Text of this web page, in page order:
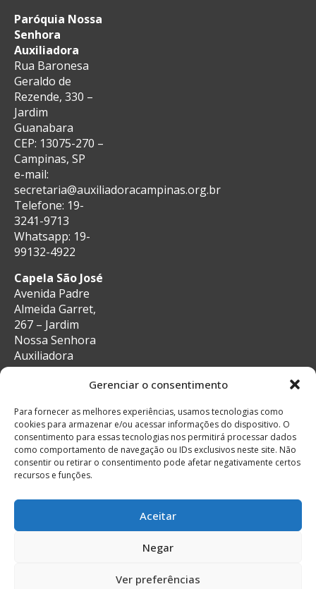
Gerenciar o consentimento
Para fornecer as melhores experiências, usamos tecnologias como
cookies para armazenar e/ou acessar informações do dispositivo. O
consentimento para essas tecnologias nos permitirá processar dados
como comportamento de navegação ou IDs exclusivos neste site. Não
consentir ou retirar o consentimento pode afetar negativamente certos
recursos e funções.
Aceitar
Negar
Ver preferências
Paróquia Nossa
Senhora
Auxiliadora
Rua Baronesa
Geraldo de
Rezende, 330 –
Jardim
Guanabara
CEP: 13075-270 –
Campinas, SP
e-mail:
secretaria@auxiliadoracampinas.org.br
Telefone: 19-
3241-9713
Whatsapp: 19-
99132-4922
Capela São José
Avenida Padre
Almeida Garret,
267 – Jardim
Nossa Senhora
Auxiliadora
CEP: 13087-29 –
secretaria@auxiliadoracampinas.org.br
Telefone: 19-
3241-9713
Whatsapp: 19-
99132-4922
© Todos os direitos reservados